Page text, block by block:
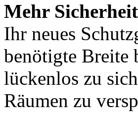
Mehr
Ihr neues
benötigte Breite
lückenlos zu
Räumen zu